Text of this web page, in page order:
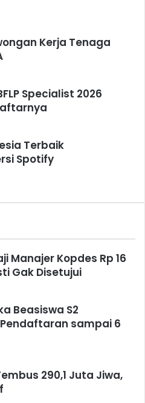
Kerja Tenaga
Specialist 2026
Terbaik
Spotify
Manajer Kopdes Rp 16
Gak Disetujui
Beasiswa S2
sampai 6
290,1 Juta Jiwa,